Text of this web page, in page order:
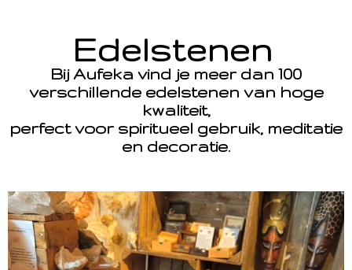
Edelstenen
Bij Aufeka vind je meer dan 100
verschillende edelstenen van hoge
kwaliteit,
perfect voor spiritueel gebruik, meditatie
en decoratie.